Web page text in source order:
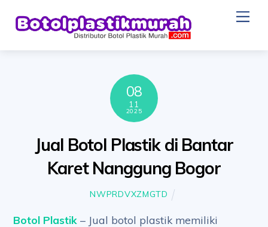
08
11
2025
Jual Botol Plastik di Bantar
Karet Nanggung Bogor
NWPRDVXZMGTD
Botol Plastik – Jual botol plastik memiliki